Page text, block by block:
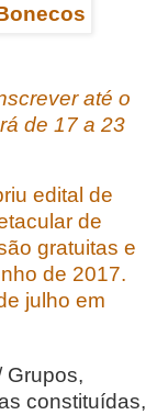
até o
de 17 a 23
edital de
de
gratuitas e
de 2017.
julho em
Grupos,
constituídas,